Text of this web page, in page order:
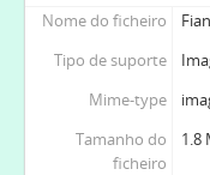
Nome do ficheiro
Tipo de suporte
Mime-type
Tamanho do
ficheiro
1.8